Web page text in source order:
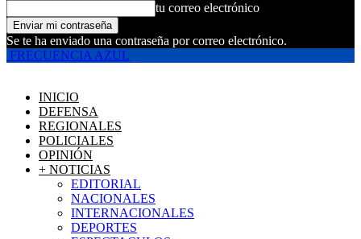
tu correo electrónico
Se te ha enviado una contraseña por correo electrónico.
FRECUENCIA AZUL
INICIO
DEFENSA
REGIONALES
POLICIALES
OPINIÓN
+ NOTICIAS
EDITORIAL
NACIONALES
INTERNACIONALES
DEPORTES